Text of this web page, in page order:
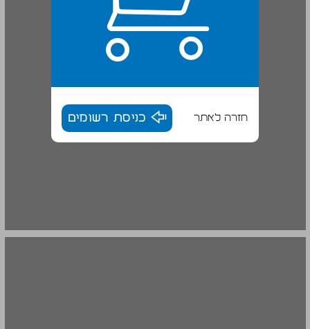
חזרה לאתר כניסת רשומים
ג. ה"אחר" ... 18